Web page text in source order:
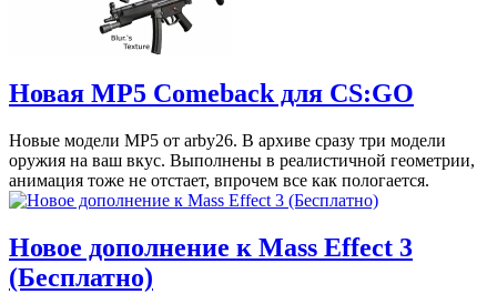
Новая MP5 Comeback для CS:GO
Новые модели MP5 от arby26. В архиве сразу три модели
оружия на ваш вкус. Выполнены в реалистичной геометрии,
анимация тоже не отстает, впрочем все как пологается.
Новое дополнение к Mass Effect 3
(Бесплатно)